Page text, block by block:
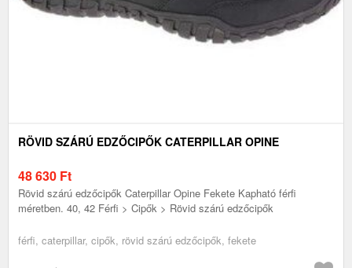
RÖVID SZÁRÚ EDZŐCIPŐK CATERPILLAR OPINE
48 630 Ft
Rövid szárú edzőcipők Caterpillar Opine Fekete Kapható férfi
méretben. 40, 42 Férfi > Cipők > Rövid szárú edzőcipők
férfi, caterpillar, cipők, rövid szárú edzőcipők, fekete